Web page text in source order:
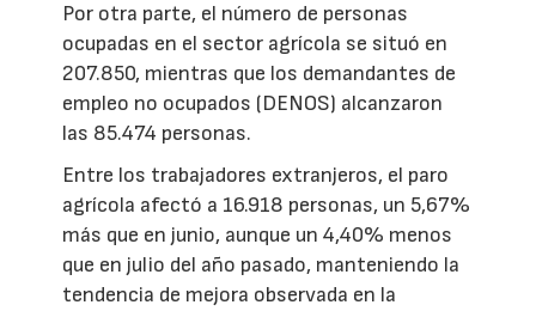
Por otra parte, el número de personas
ocupadas en el sector agrícola se situó en
207.850, mientras que los demandantes de
empleo no ocupados (DENOS) alcanzaron
las 85.474 personas.
Entre los trabajadores extranjeros, el paro
agrícola afectó a 16.918 personas, un 5,67%
más que en junio, aunque un 4,40% menos
que en julio del año pasado, manteniendo la
tendencia de mejora observada en la